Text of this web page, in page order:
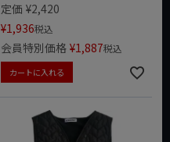
定価 ¥2,420
¥1,936税込
会員特別価格 ¥1,887税込
カートに入れる